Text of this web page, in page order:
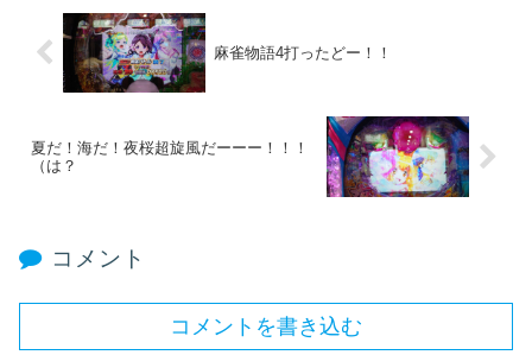
麻雀物語4打ったどー！！
夏だ！海だ！夜桜超旋風だーーー！！！
（は？
コメント
コメントを書き込む